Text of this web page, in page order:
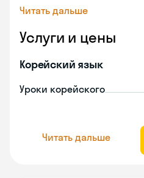
Читать дальше
Услуги и цены
Корейский язык
Уроки корейского
Читать дальше